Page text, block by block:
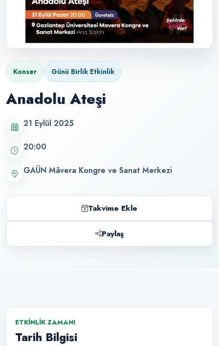
Konser Günü Birlik Etkinlik
Anadolu Ateşi
21 Eylül 2025
20:00
GAÜN Mâvera Kongre ve Sanat Merkezi
Takvime Ekle
Paylaş
ETKINLIK ZAMANI
Tarih Bilgisi